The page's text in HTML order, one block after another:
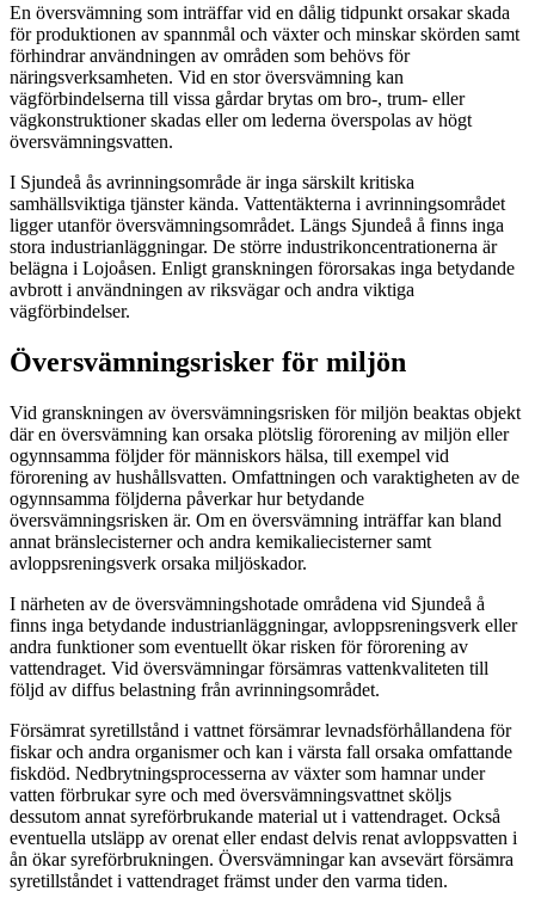
En översvämning som inträffar vid en dålig tidpunkt orsakar skada
för produktionen av spannmål och växter och minskar skörden samt
förhindrar användningen av områden som behövs för
näringsverksamheten. Vid en stor översvämning kan
vägförbindelserna till vissa gårdar brytas om bro-, trum- eller
vägkonstruktioner skadas eller om lederna överspolas av högt
översvämningsvatten.
I Sjundeå ås avrinningsområde är inga särskilt kritiska
samhällsviktiga tjänster kända. Vattentäkterna i avrinningsområdet
ligger utanför översvämningsområdet. Längs Sjundeå å finns inga
stora industrianläggningar. De större industrikoncentrationerna är
belägna i Lojoåsen. Enligt granskningen förorsakas inga betydande
avbrott i användningen av riksvägar och andra viktiga
vägförbindelser.
Översvämningsrisker för miljön
Vid granskningen av översvämningsrisken för miljön beaktas objekt
där en översvämning kan orsaka plötslig förorening av miljön eller
ogynnsamma följder för människors hälsa, till exempel vid
förorening av hushållsvatten. Omfattningen och varaktigheten av de
ogynnsamma följderna påverkar hur betydande
översvämningsrisken är. Om en översvämning inträffar kan bland
annat bränslecisterner och andra kemikaliecisterner samt
avloppsreningsverk orsaka miljöskador.
I närheten av de översvämningshotade områdena vid Sjundeå å
finns inga betydande industrianläggningar, avloppsreningsverk eller
andra funktioner som eventuellt ökar risken för förorening av
vattendraget. Vid översvämningar försämras vattenkvaliteten till
följd av diffus belastning från avrinningsområdet.
Försämrat syretillstånd i vattnet försämrar levnadsförhållandena för
fiskar och andra organismer och kan i värsta fall orsaka omfattande
fiskdöd. Nedbrytningsprocesserna av växter som hamnar under
vatten förbrukar syre och med översvämningsvattnet sköljs
dessutom annat syreförbrukande material ut i vattendraget. Också
eventuella utsläpp av orenat eller endast delvis renat avloppsvatten i
ån ökar syreförbrukningen. Översvämningar kan avsevärt försämra
syretillståndet i vattendraget främst under den varma tiden.